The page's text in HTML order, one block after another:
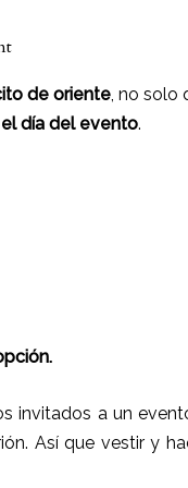
de oriente, no solo
día del evento.
invitados a un
Así que vestir y